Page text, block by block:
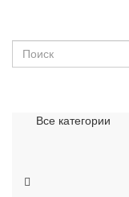
Все категории